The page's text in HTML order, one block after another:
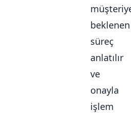
beklenen
süreç
anlatılır
ve
onayla
işlem